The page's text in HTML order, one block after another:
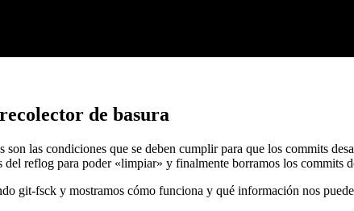
de basura
son las condiciones que se deben cumplir para que los commits
del reflog para poder «limpiar» y finalmente borramos los commits
git-fsck y mostramos cómo funciona y qué información nos